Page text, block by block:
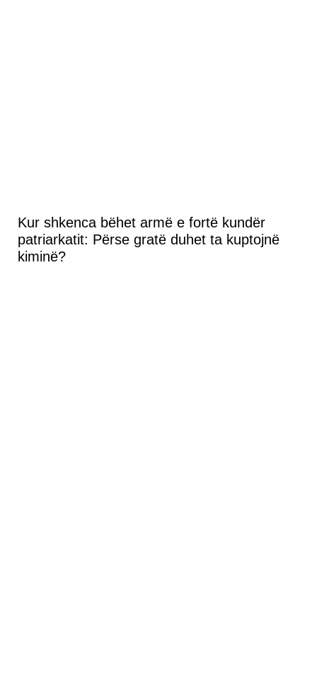
Kur shkenca bëhet armë e fortë kundër
patriarkatit: Përse gratë duhet ta kuptojnë
kiminë?